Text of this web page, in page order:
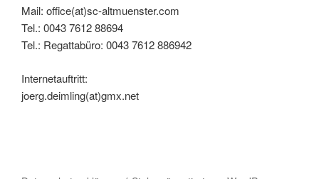
Mail: office(at)sc-altmuenster.com
Tel.: 0043 7612 88694
Tel.: Regattabüro: 0043 7612 886942
Internetauftritt:
joerg.deimling(at)gmx.net